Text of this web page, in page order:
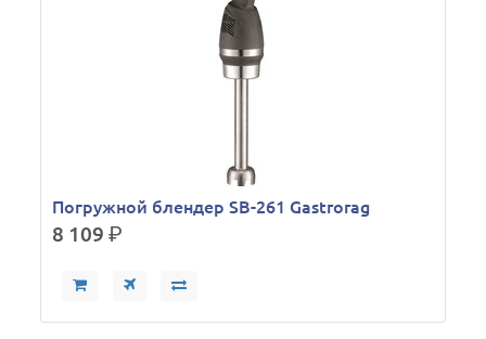
Погружной блендер SB-261 Gastrorag
8 109р.